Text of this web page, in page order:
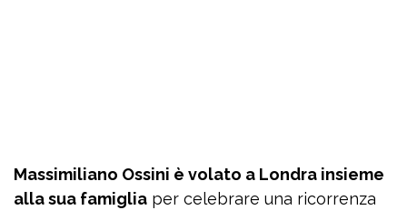
Massimiliano Ossini è volato a Londra insieme
alla sua famiglia per celebrare una ricorrenza